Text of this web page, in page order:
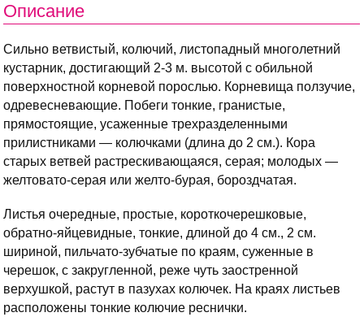
Описание
Сильно ветвистый, колючий, листопадный многолетний
кустарник, достигающий 2-3 м. высотой с обильной
поверхностной корневой порослью. Корневища ползучие,
одревесневающие. Побеги тонкие, гранистые,
прямостоящие, усаженные трехразделенными
прилистниками — колючками (длина до 2 см.). Кора
старых ветвей растрескивающаяся, серая; молодых —
желтовато-серая или желто-бурая, бороздчатая.
Листья очередные, простые, короткочерешковые,
обратно-яйцевидные, тонкие, длиной до 4 см., 2 см.
шириной, пильчато-зубчатые по краям, суженные в
черешок, с закругленной, реже чуть заостренной
верхушкой, растут в пазухах колючек. На краях листьев
расположены тонкие колючие реснички.